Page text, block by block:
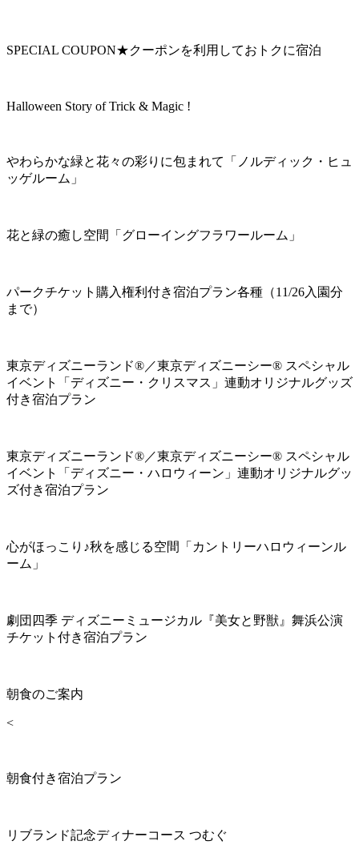
SPECIAL COUPON★クーポンを利用しておトクに宿泊
Halloween Story of Trick & Magic !
やわらかな緑と花々の彩りに包まれて「ノルディック・ヒュ
ッゲルーム」
花と緑の癒し空間「グローイングフラワールーム」
パークチケット購入権利付き宿泊プラン各種（11/26入園分
まで）
東京ディズニーランド®／東京ディズニーシー® スペシャル
イベント「ディズニー・クリスマス」連動オリジナルグッズ
付き宿泊プラン
東京ディズニーランド®／東京ディズニーシー® スペシャル
イベント「ディズニー・ハロウィーン」連動オリジナルグッ
ズ付き宿泊プラン
心がほっこり♪秋を感じる空間「カントリーハロウィーンル
ーム」
劇団四季 ディズニーミュージカル『美女と野獣』舞浜公演
チケット付き宿泊プラン
朝食のご案内
<
朝食付き宿泊プラン
リブランド記念ディナーコース つむぐ